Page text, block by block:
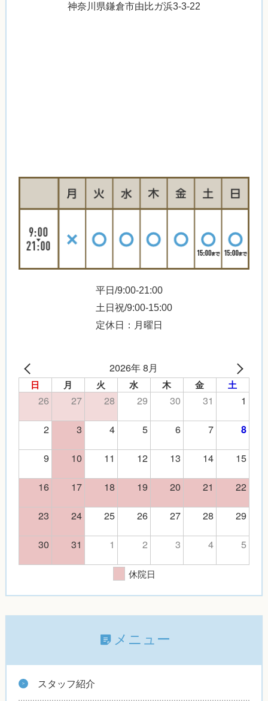
神奈川県鎌倉市由比ガ浜3-3-22
平日/9:00-21:00
土日祝/9:00-15:00
定休日：月曜日
2026年 8月
日 月 火 水 木 金 土
26 27 28 29 30 31
1
2
3 4 5 6 7 8
9 10 11 12 13 14
15
16
17 18 19 20 21
22
23
24 25 26 27 28
29
30
31 1 2 3 4 5
休院日
メニュー
スタッフ紹介